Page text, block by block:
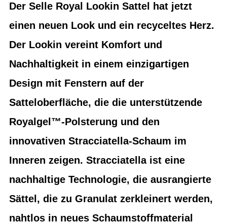
Der Selle Royal Lookin Sattel hat jetzt
einen neuen Look und ein recyceltes Herz.
Der Lookin vereint Komfort und
Nachhaltigkeit in einem einzigartigen
Design mit Fenstern auf der
Satteloberfläche, die die unterstützende
Royalgel™-Polsterung und den
innovativen Stracciatella-Schaum im
Inneren zeigen. Stracciatella ist eine
nachhaltige Technologie, die ausrangierte
Sättel, die zu Granulat zerkleinert werden,
nahtlos in neues Schaumstoffmaterial